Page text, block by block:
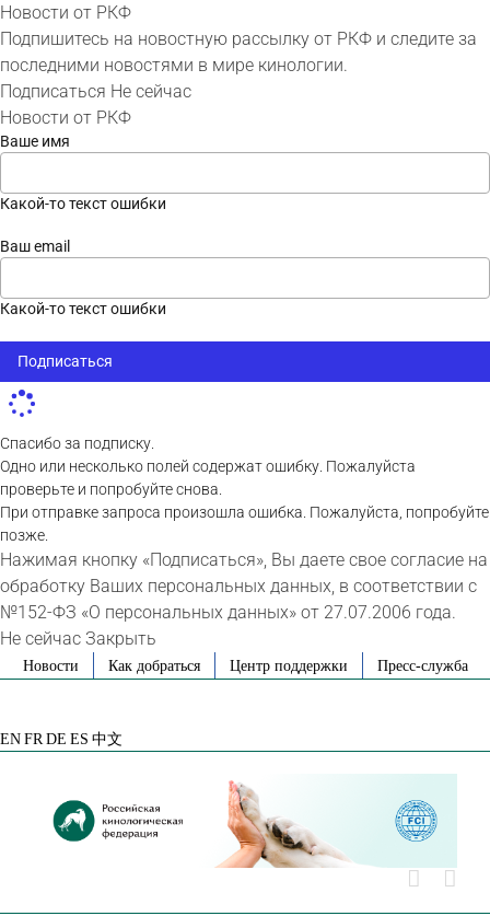
Новости от РКФ
Подпишитесь на новостную рассылку от РКФ и следите за
последними новостями в мире кинологии.
Подписаться Не сейчас
Новости от РКФ
Ваше имя
Какой-то текст ошибки
Ваш email
Какой-то текст ошибки
Подписаться
Спасибо за подписку.
Одно или несколько полей содержат ошибку. Пожалуйста
проверьте и попробуйте снова.
При отправке запроса произошла ошибка. Пожалуйста, попробуйте
позже.
Нажимая кнопку «Подписаться», Вы даете свое согласие на
обработку Ваших персональных данных, в соответствии с
№152-ФЗ «О персональных данных» от 27.07.2006 года.
Не сейчас Закрыть
SkipНовости Как добраться Центр поддержки Пресс-служба
EN FR DE ES 中文